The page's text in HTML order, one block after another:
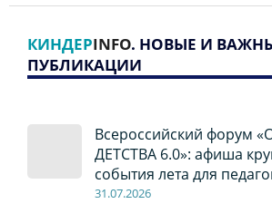
КИНДЕРINFO. НОВЫЕ И
ПУБЛИКАЦИИ
Всероссийский форум
ДЕТСТВА 6.0»: афиша
события лета для
31.07.2026